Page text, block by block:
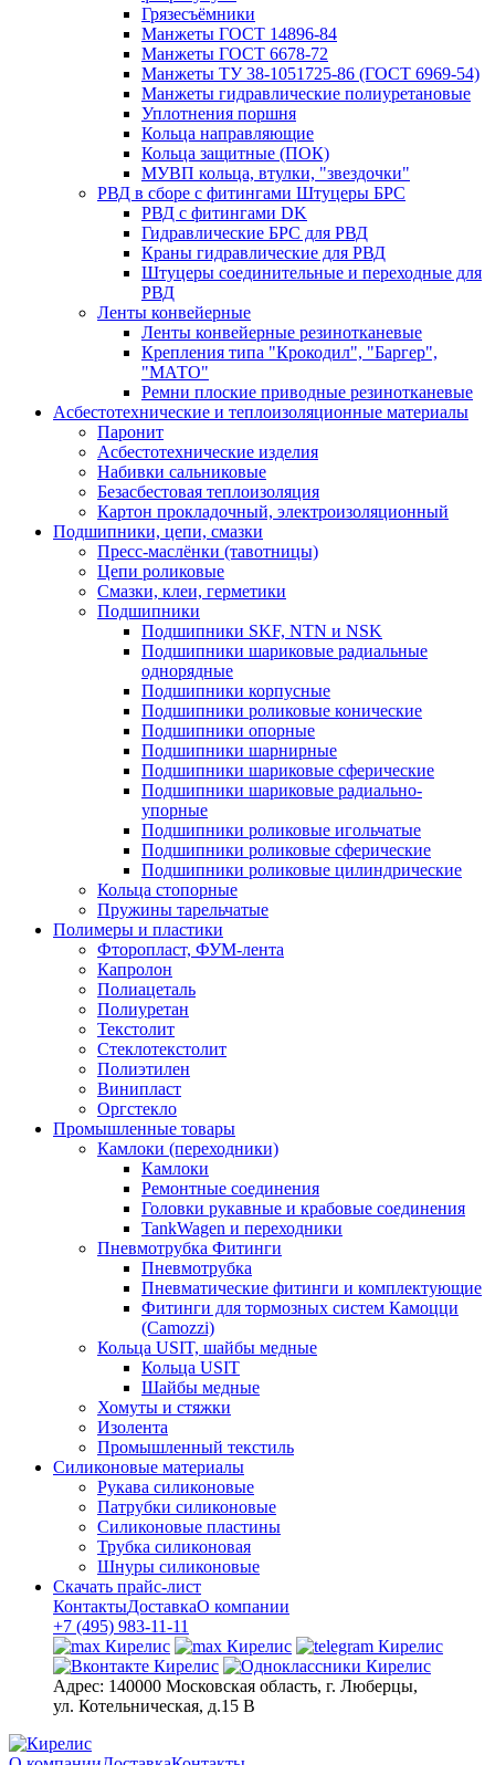
Грязесъёмники
Манжеты ГОСТ 14896-84
Манжеты ГОСТ 6678-72
Манжеты ТУ 38-1051725-86 (ГОСТ 6969-54)
Манжеты гидравлические полиуретановые
Уплотнения поршня
Кольца направляющие
Кольца защитные (ПОК)
МУВП кольца, втулки, "звездочки"
РВД в сборе с фитингами Штуцеры БРС
РВД с фитингами DK
Гидравлические БРС для РВД
Краны гидравлические для РВД
Штуцеры соединительные и переходные для
РВД
Ленты конвейерные
Ленты конвейерные резинотканевые
Крепления типа "Крокодил", "Баргер",
"МАТО"
Ремни плоские приводные резинотканевые
Асбестотехнические и теплоизоляционные материалы
Паронит
Асбестотехнические изделия
Набивки сальниковые
Безасбестовая теплоизоляция
Картон прокладочный, электроизоляционный
Подшипники, цепи, смазки
Пресс-маслёнки (тавотницы)
Цепи роликовые
Смазки, клеи, герметики
Подшипники
Подшипники SKF, NTN и NSK
Подшипники шариковые радиальные
однорядные
Подшипники корпусные
Подшипники роликовые конические
Подшипники опорные
Подшипники шарнирные
Подшипники шариковые сферические
Подшипники шариковые радиально-
упорные
Подшипники роликовые игольчатые
Подшипники роликовые сферические
Подшипники роликовые цилиндрические
Кольца стопорные
Пружины тарельчатые
Полимеры и пластики
Фторопласт, ФУМ-лента
Капролон
Полиацеталь
Полиуретан
Текстолит
Стеклотекстолит
Полиэтилен
Винипласт
Оргстекло
Промышленные товары
Камлоки (переходники)
Камлоки
Ремонтные соединения
Головки рукавные и крабовые соединения
TankWagen и переходники
Пневмотрубка Фитинги
Пневмотрубка
Пневматические фитинги и комплектующие
Фитинги для тормозных систем Камоцци
(Camozzi)
Кольца USIT, шайбы медные
Кольца USIT
Шайбы медные
Хомуты и стяжки
Изолента
Промышленный текстиль
Силиконовые материалы
Рукава силиконовые
Патрубки силиконовые
Силиконовые пластины
Трубка силиконовая
Шнуры силиконовые
Скачать прайс-лист
КонтактыДоставкаО компании
+7 (495) 983-11-11
Адрес: 140000 Московская область, г. Люберцы,
ул. Котельническая, д.15 В